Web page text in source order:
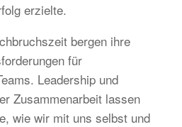
erzielte.
bergen ihre
für
Leadership und
Zusammenarbeit lassen
wie wir mit uns selbst und